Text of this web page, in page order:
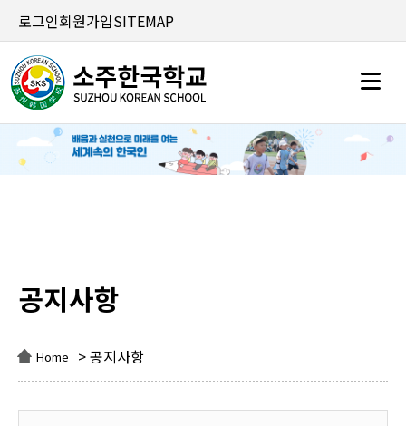
로그인회원가입SITEMAP
공지사항
Home > 공지사항